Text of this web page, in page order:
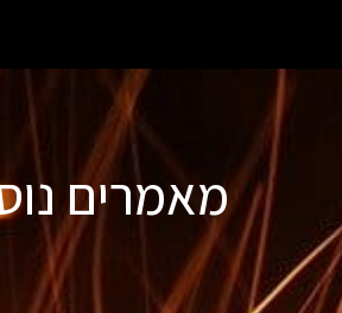
מאמרים